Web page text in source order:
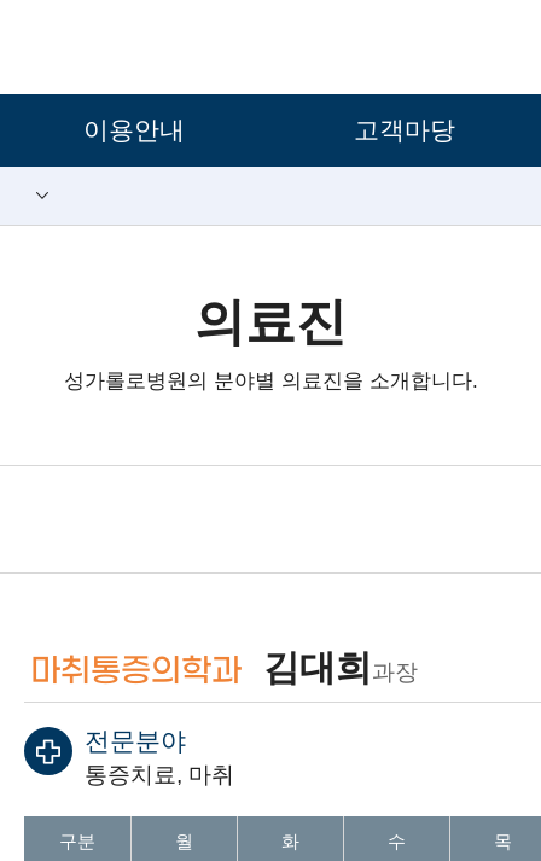
이용안내 고객마당
의료진
성가롤로병원의 분야별 의료진을 소개합니다.
마취통증의학과 김대희 과장
전문분야
통증치료, 마취
구분 월 화 수 목